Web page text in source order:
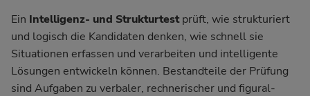
Ein Intelligenz- und Strukturtestprüft, wie strukturiert
und logisch die Kandidaten denken, wie schnell sie
Situationen erfassen und verarbeiten und intelligente
Lösungen entwickeln können. Bestandteile der Prüfung
sind Aufgaben zu verbaler, rechnerischer und figural-